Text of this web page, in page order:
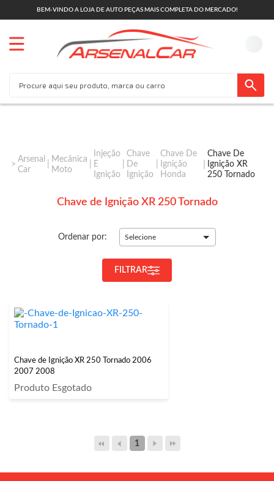
BEM-VINDO A LOJA DE AUTO PEÇAS MAIS COMPLETA DO MERCADO!
Arsenal
Car
Mecânica
Moto
Injeção
E
Ignição
Chave
De
Ignição
Chave De
Ignição
Honda
Chave De
Ignição XR
250 Tornado
Chave de Ignição XR 250 Tornado
Ordenar por: Selecione
FILTRAR
Chave de Ignição XR 250 Tornado 2006
2007 2008
Produto Esgotado
1